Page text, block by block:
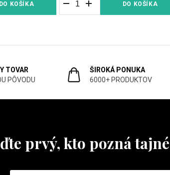
DO KOŠÍKA DO KOŠÍKA
TOVAR
PÔVODU
ŠIROKÁ PONUKA
6000+ PRODUKTOV
prvý, kto pozná